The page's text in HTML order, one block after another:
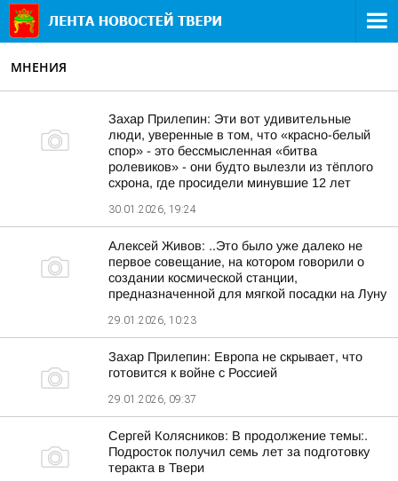
МНЕНИЯ
Захар Прилепин: Эти вот удивительные
люди, уверенные в том, что «красно-белый
спор» - это бессмысленная «битва
ролевиков» - они будто вылезли из тёплого
схрона, где просидели минувшие 12 лет
30.01.2026, 19:24
Алексей Живов: ..Это было уже далеко не
первое совещание, на котором говорили о
создании космической станции,
предназначенной для мягкой посадки на Луну
29.01.2026, 10:23
Захар Прилепин: Европа не скрывает, что
готовится к войне с Россией
29.01.2026, 09:37
Сергей Колясников: В продолжение темы:.
Подросток получил семь лет за подготовку
теракта в Твери